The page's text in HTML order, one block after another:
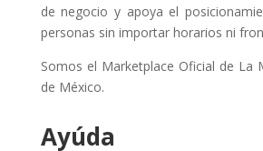
de negocio y apoya el
personas sin importar horarios ni
Somos el Marketplace Oficial de La
de México.
Ayúda